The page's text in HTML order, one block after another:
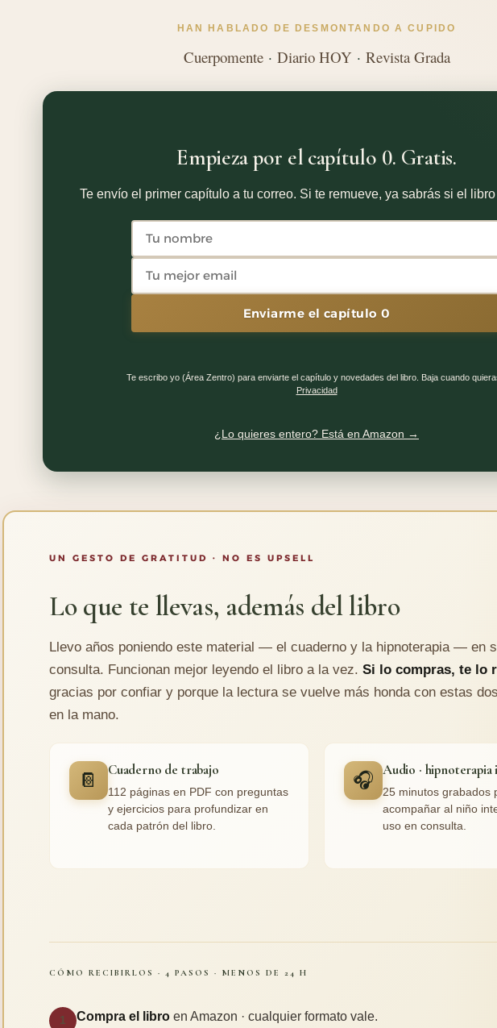
HAN HABLADO DE DESMONTANDO A CUPIDO
Cuerpomente · Diario HOY · Revista Grada
Empieza por el capítulo 0. Gratis.
Te envío el primer capítulo a tu correo. Si te remueve, ya sabrás si el
Enviarme el capítulo 0
Te escribo yo (Área Zentro) para enviarte el capítulo y novedades del libro. Baja cuando
Privacidad
¿Lo quieres entero? Está en Amazon →
UN GESTO DE GRATITUD · NO ES UPSELL
Lo que te llevas, además del libro
Llevo años poniendo este material — el cuaderno y la hipnoterapia — en
consulta. Funcionan mejor leyendo el libro a la vez. Si lo compras, te lo
gracias por confiar y porque la lectura se vuelve más honda con estas
en la mano.
📔 Cuaderno de trabajo
112 páginas en PDF con preguntas
y ejercicios para profundizar en
cada patrón del libro.
🎧 Audio ·
25 minutos grabados
acompañar al niño
uso en consulta.
CÓMO RECIBIRLOS · 4 PASOS · MENOS DE 24 H
1 Compra el libro en Amazon · cualquier formato vale.